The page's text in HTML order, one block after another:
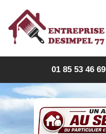
01 85 53 46 69